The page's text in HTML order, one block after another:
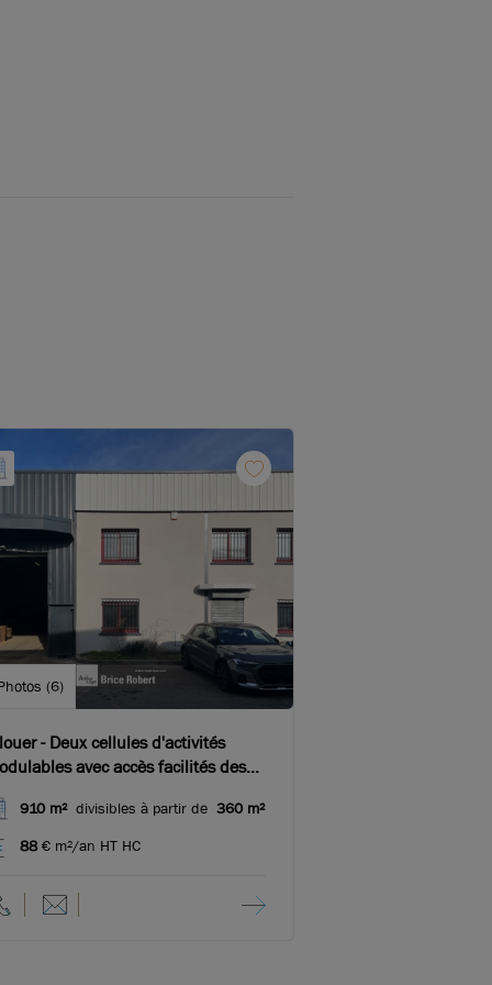
(6)
- Deux cellules d'activités
avec accès facilités des
axes routiers - Saint Priest
910 m²divisibles à partir de 360 m²
88€ m²/an HT HC